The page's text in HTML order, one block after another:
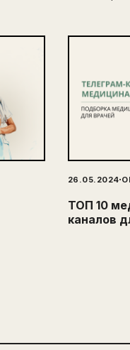
26.05.2024·
ТОП 10
каналов